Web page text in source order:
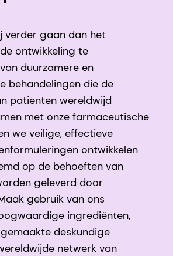
verder gaan dan het
ontwikkeling te
duurzamere en
behandelingen die de
patiënten wereldwijd
met onze farmaceutische
we veilige, effectieve
ontwikkelen
op de behoeften van
geleverd door
gebruik van ons
ingrediënten,
deskundige
netwerk van